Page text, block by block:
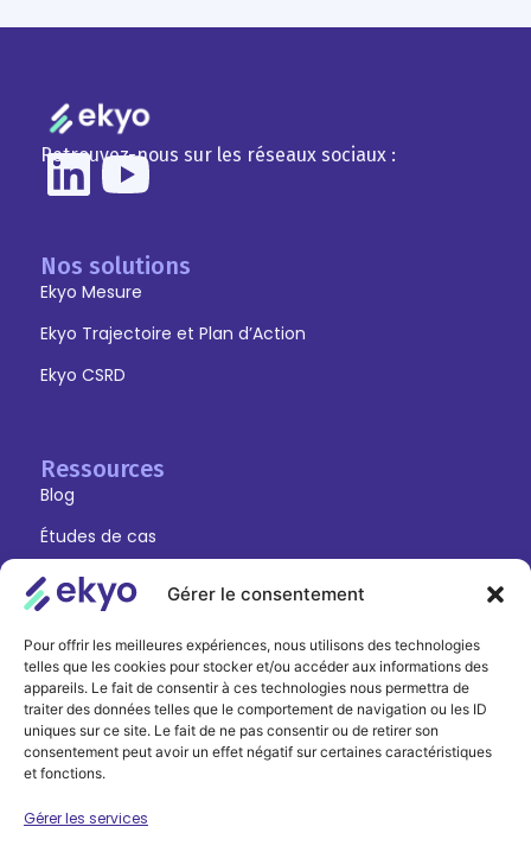
Gérer le consentement
Pour offrir les meilleures expériences, nous utilisons des technologies
telles que les cookies pour stocker et/ou accéder aux informations des
appareils. Le fait de consentir à ces technologies nous permettra de
traiter des données telles que le comportement de navigation ou les ID
uniques sur ce site. Le fait de ne pas consentir ou de retirer son
consentement peut avoir un effet négatif sur certaines caractéristiques
et fonctions.
Gérer les services
Retrouvez-nous sur les réseaux sociaux :
Nos solutions
Ekyo Mesure
Ekyo Trajectoire et Plan d’Action
Ekyo CSRD
Ressources
Blog
Études de cas
Contact
Se connecter
Ekyo Mesure
Ekyo Trajectoire et Plan d’Action
Ekyo CSRD